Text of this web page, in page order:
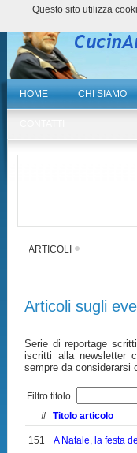
HOME CHI SIAMO
ARTICOLI
Articoli sugli
Serie di reportage
iscritti alla newsletter
sempre da considerarsi
Filtro titolo
#
Titolo articolo
151 A Natale, la festa
Questo sito utilizza